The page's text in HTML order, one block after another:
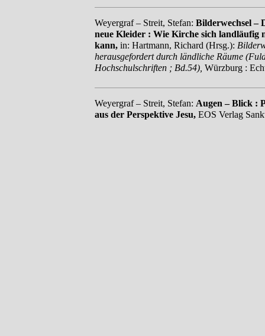
Weyergraf – Streit, Stefan: Bilderwechsel –
neue Kleider : Wie Kirche sich landläufig
kann, in: Hartmann, Richard (Hrsg.):
herausgefordert durch ländliche Räume
Hochschulschriften ; Bd.54), Würzburg :
Weyergraf – Streit, Stefan: Augen – Blick :
aus der Perspektive Jesu, EOS Verlag